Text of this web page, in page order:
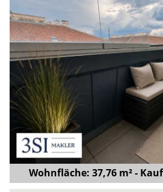
Wohnfläche: 37,76 m² -